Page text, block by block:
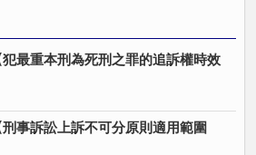
最重本刑為死刑之罪的追訴權時效
事訴訟上訴不可分原則適用範圍